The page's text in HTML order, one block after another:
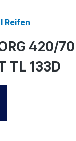
Reifen
420/
TL 133D